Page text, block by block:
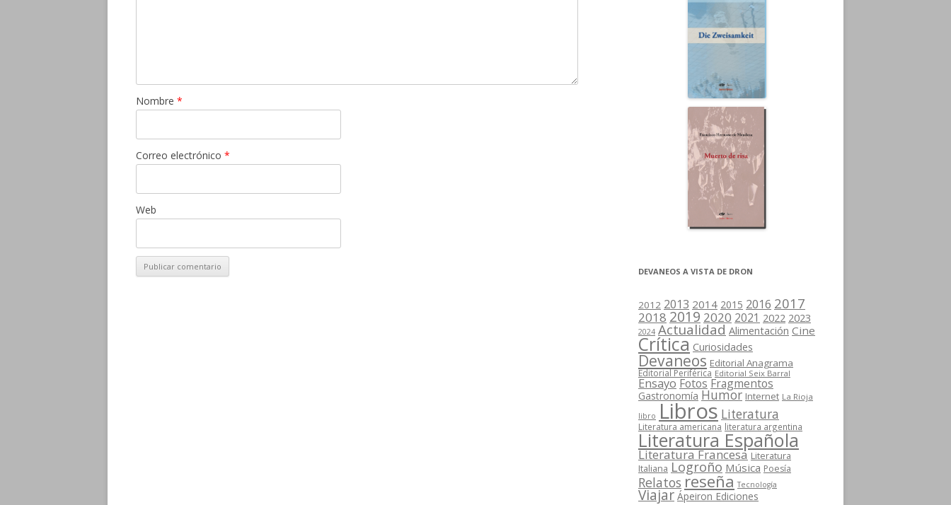
Nombre *
Correo electrónico *
Web
DEVANEOS A VISTA DE DRON
2012 2013 2014 2015 2016 2017
2018 2019 2020 2021 2022 2023
2024 Actualidad Alimentación Cine
Crítica Curiosidades
Devaneos Editorial Anagrama
Editorial Periférica Editorial Seix Barral
Ensayo Fotos Fragmentos
Gastronomía Humor Internet La Rioja
libro Libros Literatura
Literatura americana literatura argentina
Literatura Española
Literatura Francesa Literatura
Italiana Logroño Música Poesía
Relatos reseña Tecnología
Viajar Ápeiron Ediciones